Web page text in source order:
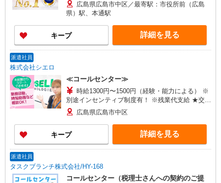
広島県広島市中区／最寄駅：市役所前（広島
県）駅、本通駅
キープ 詳細を見る
派遣社員
株式会社シエロ
≪コールセンター≫
時給1300円〜1500円（経験・能力による） ※
別途インセンティブ制度有！ ※残業代支給 ★交通
費別途支給（規定あり） ゜+゜・。○。・゜
+゜・。○。・゜+゜ 入社祝い金10万円支給(規定
有) お友達を紹介頂くと, インセンティブ支給(規定
有) ★月2回払い・週払い可能（規程有）★ ゜・。
○。・゜+゜・。○。・゜+゜
広島県広島市中区
キープ 詳細を見る
派遣社員
タスクブランチ株式会社/HY-168
コールセンター（税理士さんへの契約のご提